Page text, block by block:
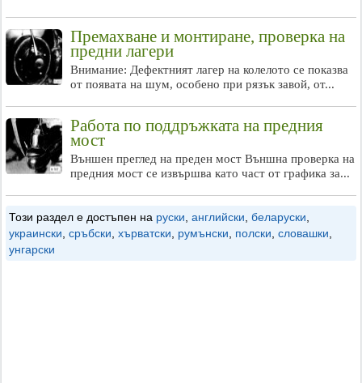
Премахване и монтиране, проверка на
предни лагери
Внимание: Дефектният лагер на колелото се показва
от появата на шум, особено при рязък завой, от...
Работа по поддръжката на предния
мост
Външен преглед на преден мост Външна проверка на
предния мост се извършва като част от графика за...
Този раздел е достъпен на руски английски беларуски
украински сръбски хърватски румънски полски словашки
унгарски